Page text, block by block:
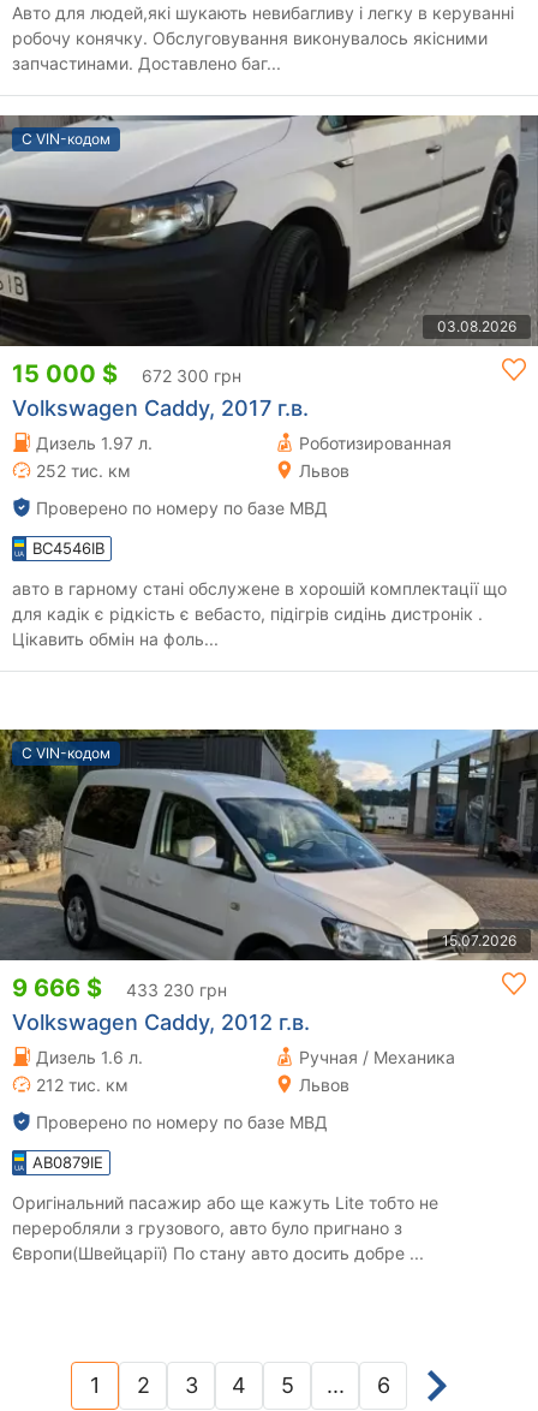
Авто для людей,які шукають невибагливу і легку в керуванні
робочу конячку. Обслуговування виконувалось якісними
запчастинами. Доставлено баг...
С VIN-кодом
03.08.2026
15 000 $ 672 300 грн
Volkswagen Caddy, 2017 г.в.
Дизель 1.97 л.
Роботизированная
252 тис. км
Львов
Проверено по номеру по базе МВД
BC4546IB
авто в гарному стані обслужене в хорошій комплектації що
для кадік є рідкість є вебасто, підігрів сидінь дистронік .
Цікавить обмін на фоль...
С VIN-кодом
15.07.2026
9 666 $ 433 230 грн
Volkswagen Caddy, 2012 г.в.
Дизель 1.6 л.
Ручная / Механика
212 тис. км
Львов
Проверено по номеру по базе МВД
AB0879IE
Оригінальний пасажир або ще кажуть Lite тобто не
переробляли з грузового, авто було пригнано з
Європи(Швейцарії) По стану авто досить добре ...
1(current)
2 3 4 5 ... 6